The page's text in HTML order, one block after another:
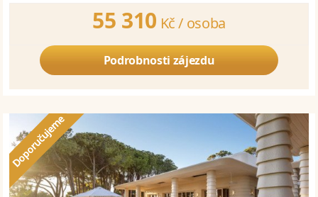
55 310 Kč / osoba
Podrobnosti zájezdu